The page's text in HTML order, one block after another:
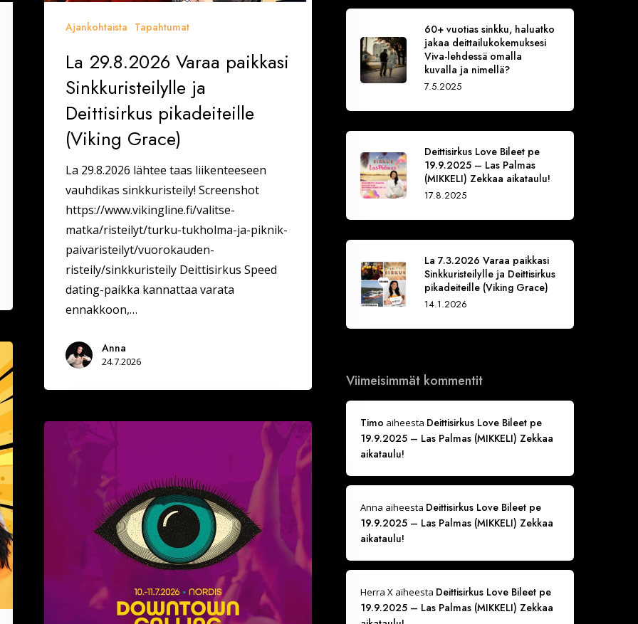
Ajankohtaista Tapahtumat
La 29.8.2026 Varaa paikkasi
Sinkkuristeilylle ja
Deittisirkus pikadeiteille
(Viking Grace)
La 29.8.2026 lähtee taas liikenteeseen
vauhdikas sinkkuristeily! Screenshot
https://www.vikingline.fi/valitse-
matka/risteilyt/turku-tukholma-ja-piknik-
paivaristeilyt/vuorokauden-
risteily/sinkkuristeily Deittisirkus Speed
dating-paikka kannattaa varata
ennakkoon,…
Anna
24.7.2026
neljällä
Calling-
60+ vuotias sinkku, haluatko
jakaa deittailukokemuksesi
Viva-lehdessä omalla
kuvalla ja nimellä?
7.5.2025
Deittisirkus Love Bileet pe
19.9.2025 – Las Palmas
(MIKKELI) Zekkaa aikataulu!
17.8.2025
La 7.3.2026 Varaa paikkasi
Sinkkuristeilylle ja Deittisirkus
pikadeiteille (Viking Grace)
14.1.2026
Viimeisimmät kommentit
Timo aiheesta Deittisirkus Love Bileet pe
19.9.2025 – Las Palmas (MIKKELI) Zekkaa
aikataulu!
Anna aiheesta Deittisirkus Love Bileet pe
19.9.2025 – Las Palmas (MIKKELI) Zekkaa
aikataulu!
Herra Xaiheesta Deittisirkus Love Bileet pe
19.9.2025 – Las Palmas (MIKKELI) Zekkaa